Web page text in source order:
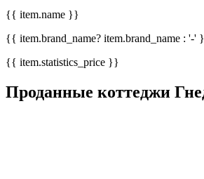
{{ item.name }}
{{ item.brand_name? item.brand_name : '-'
{{ item.statistics_price }}
Проданные коттеджи